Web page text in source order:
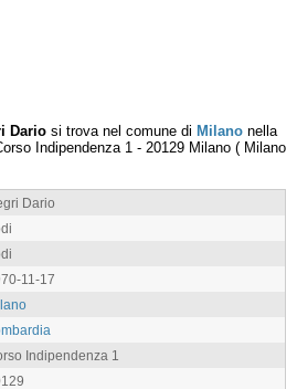
Dario si trova nel comune di Milano nella
Indipendenza 1 - 20129 Milano ( Milano
Dario
11-17
Indipendenza 1